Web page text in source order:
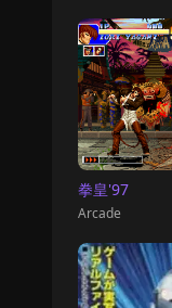
拳皇'97
Arcade